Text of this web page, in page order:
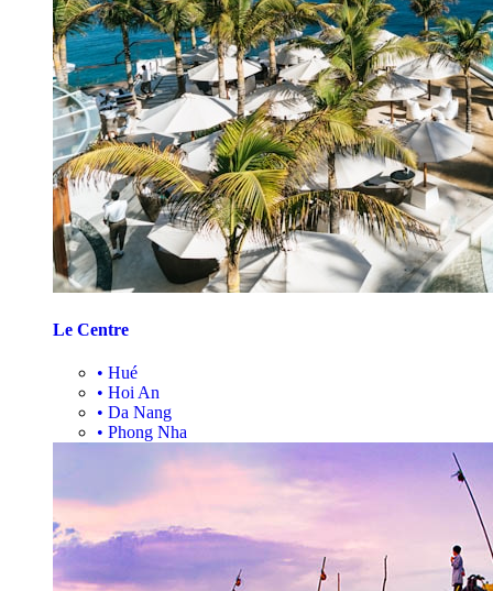
Le Centre
• Hué
• Hoi An
• Da Nang
• Phong Nha